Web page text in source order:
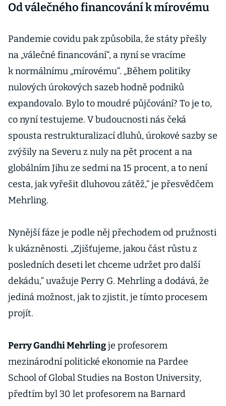
Od válečného financování k mírovému
Pandemie covidu pak způsobila, že státy přešly
na „válečné financování“, a nyní se vracíme
k normálnímu „mírovému“. „Během politiky
nulových úrokových sazeb hodně podniků
expandovalo. Bylo to moudré půjčování? To je to,
co nyní testujeme. V budoucnosti nás čeká
spousta restrukturalizací dluhů, úrokové sazby se
zvýšily na Severu z nuly na pět procent a na
globálním Jihu ze sedmi na 15 procent, a to není
cesta, jak vyřešit dluhovou zátěž,“ je přesvědčem
Mehrling.
Nynější fáze je podle něj přechodem od pružnosti
k ukázněnosti. „Zjišťujeme, jakou část růstu z
posledních deseti let chceme udržet pro další
dekádu,“ uvažuje Perry G. Mehrling a dodává, že
jediná možnost, jak to zjistit, je tímto procesem
projít.
Perry Gandhi Mehrlingje profesorem
mezinárodní politické ekonomie na Pardee
School of Global Studies na Boston University,
předtím byl 30 let profesorem na Barnard